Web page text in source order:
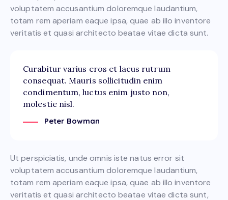
voluptatem accusantium doloremque laudantium,
totam rem aperiam eaque ipsa, quae ab illo inventore
veritatis et quasi architecto beatae vitae dicta sunt.
Curabitur varius eros et lacus rutrum
consequat. Mauris sollicitudin enim
condimentum, luctus enim justo non,
molestie nisl.
Peter Bowman
Ut perspiciatis, unde omnis iste natus error sit
voluptatem accusantium doloremque laudantium,
totam rem aperiam eaque ipsa, quae ab illo inventore
veritatis et quasi architecto beatae vitae dicta sunt,